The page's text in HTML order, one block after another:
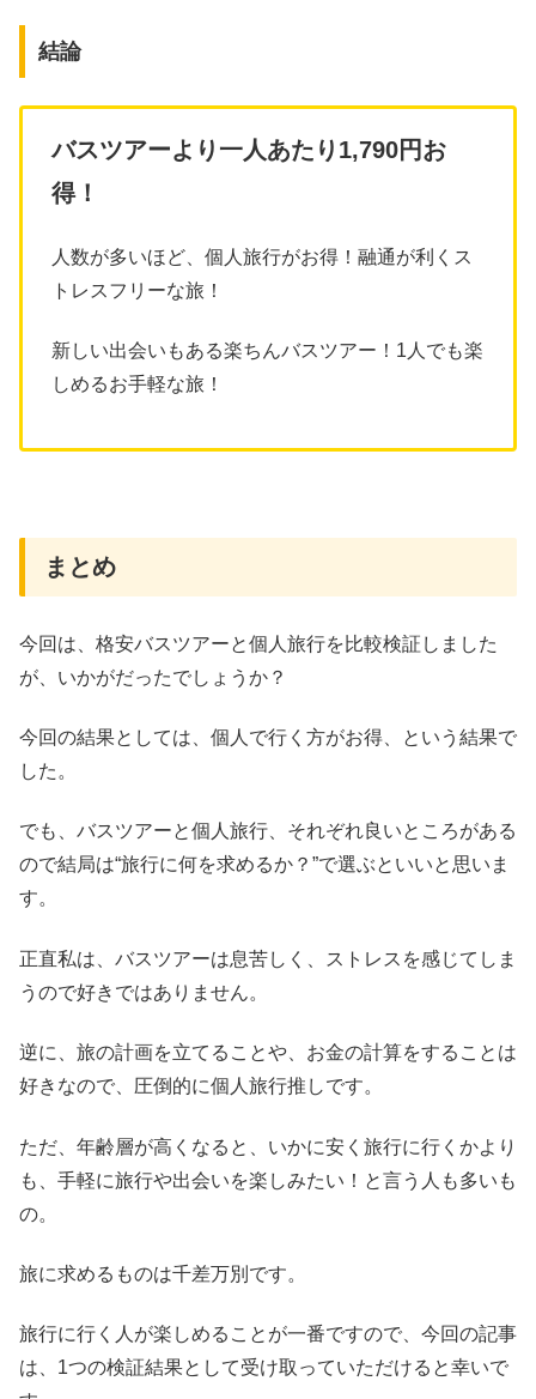
結論
バスツアーより一人あたり1,790円お
得！
人数が多いほど、個人旅行がお得！融通が利くス
トレスフリーな旅！
新しい出会いもある楽ちんバスツアー！1人でも楽
しめるお手軽な旅！
まとめ
今回は、格安バスツアーと個人旅行を比較検証しました
が、いかがだったでしょうか？
今回の結果としては、個人で行く方がお得、という結果で
した。
でも、バスツアーと個人旅行、それぞれ良いところがある
ので結局は“旅行に何を求めるか？”で選ぶといいと思いま
す。
正直私は、バスツアーは息苦しく、ストレスを感じてしま
うので好きではありません。
逆に、旅の計画を立てることや、お金の計算をすることは
好きなので、圧倒的に個人旅行推しです。
ただ、年齢層が高くなると、いかに安く旅行に行くかより
も、手軽に旅行や出会いを楽しみたい！と言う人も多いも
の。
旅に求めるものは千差万別です。
旅行に行く人が楽しめることが一番ですので、今回の記事
は、1つの検証結果として受け取っていただけると幸いで